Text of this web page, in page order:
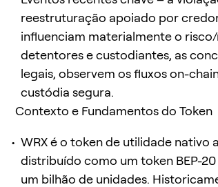
reestruturação apoiado por
influenciam materialmente o
detentores e custodiantes, as
legais, observem os fluxos on-
custódia segura.
Contexto e Fundamentos do Token
WRX é o token de utilidade nativo
distribuído como um token BEP-
um bilhão de unidades.